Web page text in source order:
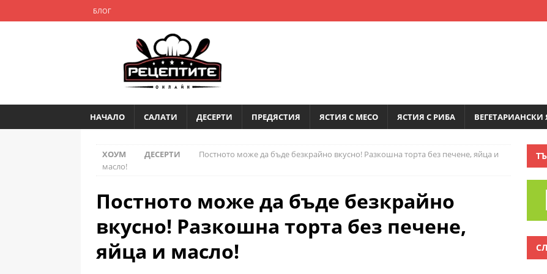
БЛОГ
НАЧАЛО САЛАТИ ДЕСЕРТИ ПРЕДЯСТИЯ ЯСТИЯ С МЕСО ЯСТИЯ С РИБА ВЕГЕТАРИАНСКИ
ХОУМ ДЕСЕРТИ
Постното може да бъде безкрайно вкусно! Разкошна торта без печене, яйца и
масло!
Постното може да бъде безкрайно
вкусно! Разкошна торта без печене,
яйца и масло!